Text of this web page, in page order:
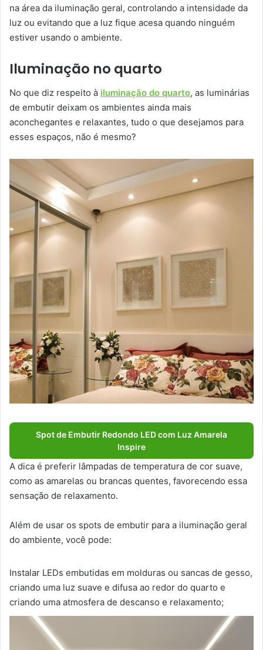
na área da iluminação geral, controlando a intensidade da
luz ou evitando que a luz fique acesa quando ninguém
estiver usando o ambiente.
Iluminação no quarto
No que diz respeito à iluminação do quarto, as luminárias
de embutir deixam os ambientes ainda mais
aconchegantes e relaxantes, tudo o que desejamos para
esses espaços, não é mesmo?
Spot de Embutir Redondo LED com Luz Amarela
Inspire
A dica é preferir lâmpadas de temperatura de cor suave,
como as amarelas ou brancas quentes, favorecendo essa
sensação de relaxamento.
Além de usar os spots de embutir para a iluminação geral
do ambiente, você pode:
Instalar LEDs embutidas em molduras ou sancas de gesso,
criando uma luz suave e difusa ao redor do quarto e
criando uma atmosfera de descanso e relaxamento;